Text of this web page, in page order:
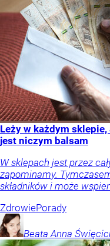
Leży w każdym
jest niczym balsam
W sklepach jest przez
zapominamy.
składników i może
ZdrowiePorady
Beata Anna